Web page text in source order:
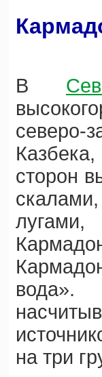
В
северо-
сторон
на три